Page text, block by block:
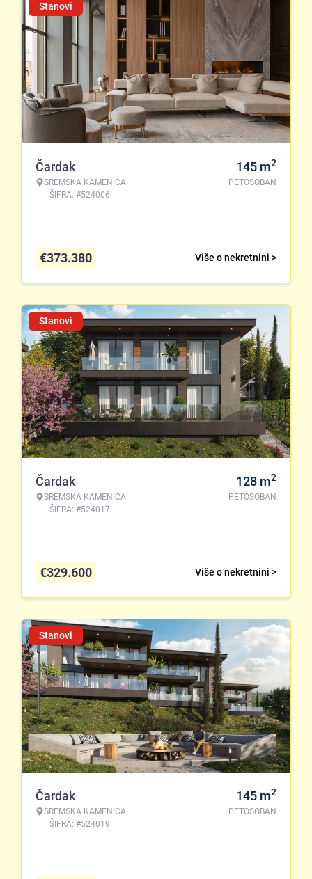
Stanovi
Čardak
SREMSKA KAMENICA
ŠIFRA: #524006
145 m2
PETOSOBAN
Više o nekretnini >
€373.380
Stanovi
Čardak
SREMSKA KAMENICA
ŠIFRA: #524017
128 m2
PETOSOBAN
Više o nekretnini >
€329.600
Stanovi
Čardak
SREMSKA KAMENICA
ŠIFRA: #524019
145 m2
PETOSOBAN